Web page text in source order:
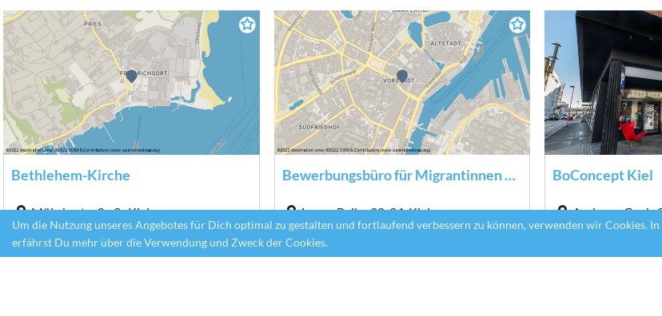
Bethlehem-Kirche
Möhrkestraße 9 , Kiel
immer geöffnet
Bewerbungsbüro für Migrantinnen und Migranten
Lange Reihe 22-24, Kiel
BoConcept Kiel
Andreas-Gayk-
Um die Nutzung unseres Angebotes für Dich optimal zu gestalten und fortlaufend verbessern zu können, verwenden wir Cookies.
erfährst Du mehr über die Verwendung und Zweck der Cookies.